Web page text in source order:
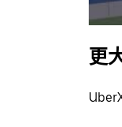
更